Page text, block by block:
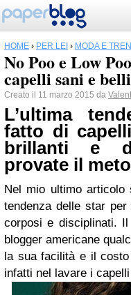
HOME › PER LEI › MODA E
No Poo e Low
capelli sani e belli
Creato il 11 marzo 2015 da
L’ultima
fatto di
brillanti e
provate il
Nel mio ultimo
tendenza delle star
corposi e disciplinati.
blogger americane
la sua facilità e il
infatti nel lavare i